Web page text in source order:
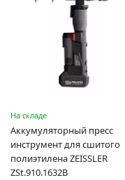
На складе
Аккумуляторный пресс
инструмент для сшитого
полиэтилена ZEISSLER
ZSt.910.1632B